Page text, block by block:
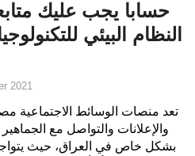
النظام البيئي
2021
تعد منصات الوسائط الاجتماعية
والإعلانات والتواصل مع
بشكل خاص في العراق، حيث